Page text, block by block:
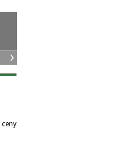
ceny